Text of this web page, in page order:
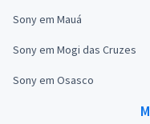
Sony em Mauá
Sony em Mogi das Cruzes
Sony em Osasco